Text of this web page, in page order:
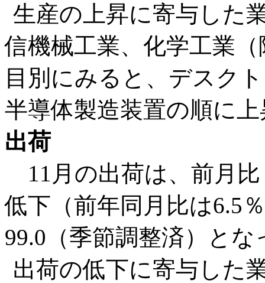
生産の上昇に寄与した
信機械工業、化学工業
目別にみると、デスク
半導体製造装置の順に
出荷
11月の出荷は、前月
低下（前年同月比は6.5
99.0（季節調整済）とな
出荷の低下に寄与した